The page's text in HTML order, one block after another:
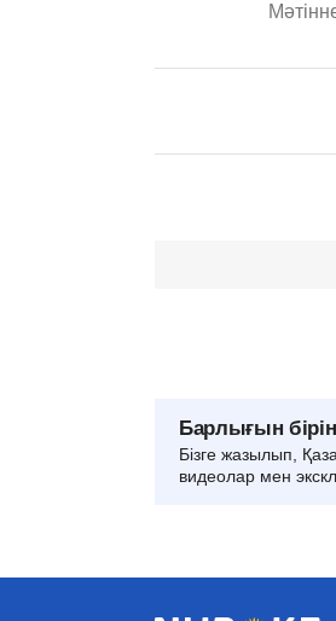
Барлығын
Бізге жазылып,
видеолар мен